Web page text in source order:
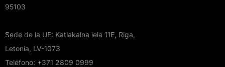
95103
Sede de la UE: Katlakalna iela 11E, Riga,
Letonia, LV-1073
Teléfono: +371 2809 0999